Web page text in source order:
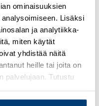
ominaisuuksien
Lisäksi
ja analytiikka-
miten käytät
yhdistää näitä
heille tai joita on
palvelujaan. Tutustu